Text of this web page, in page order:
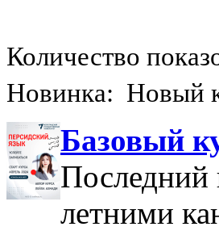
Количество
Новинка: Новый
Базовый
Последний
летними